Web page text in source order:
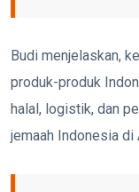
Budi menjelaskan,
produk-produk
halal, logistik, dan
jemaah Indonesia di